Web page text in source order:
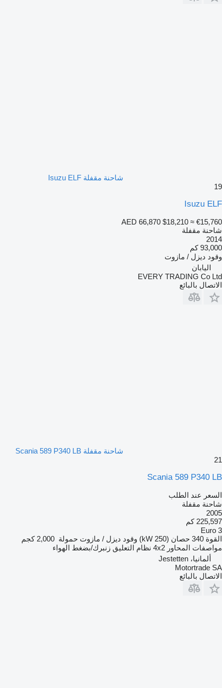
شاحنة مقفلة Isuzu ELF
19
Isuzu ELF
AED 66,870 $18,210 ≈ €15,760
شاحنة مقفلة
2014
93,000 كم
وقود ديزل / مازوت
اليابان
EVERY TRADING Co Ltd
الاتصال بالبائع
شاحنة مقفلة Scania 589 P340 LB
21
Scania 589 P340 LB
السعر عند الطلب
شاحنة مقفلة
2005
225,597 كم
Euro 3
القوة 340 حصان (250 kW) وقود ديزل / مازوت حمولة 2,000 كجم
مواصفات المحاور 4x2 نظام التعليق زنبرك/بضغط الهواء
ألمانيا، Jestetten
Motortrade SA
الاتصال بالبائع